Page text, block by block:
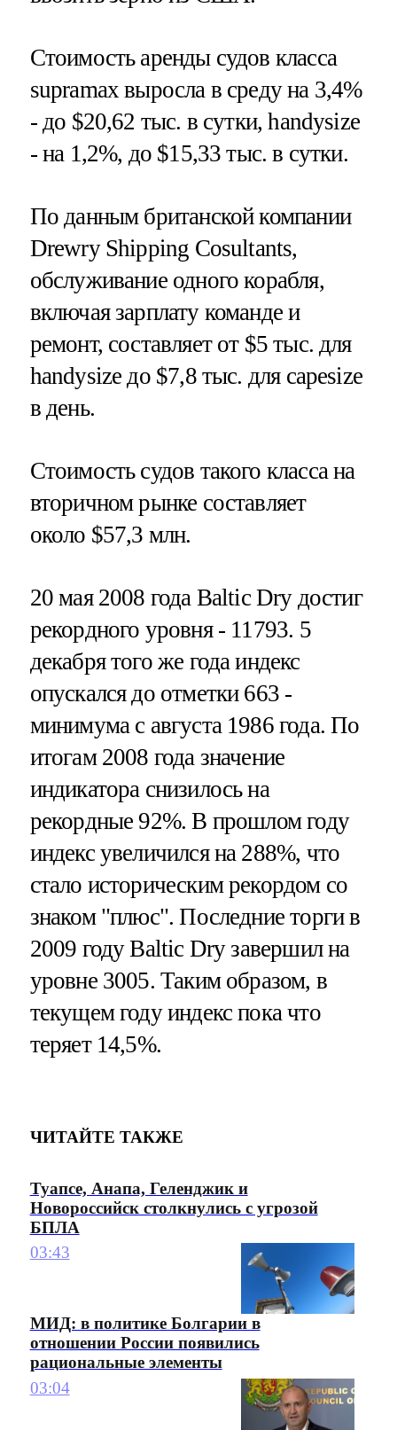
Стоимость аренды судов класса
supramax выросла в среду на 3,4%
- до $20,62 тыс. в сутки, handysize
- на 1,2%, до $15,33 тыс. в сутки.
По данным британской компании
Drewry Shipping Cosultants,
обслуживание одного корабля,
включая зарплату команде и
ремонт, составляет от $5 тыс. для
handysize до $7,8 тыс. для capesize
в день.
Стоимость судов такого класса на
вторичном рынке составляет
около $57,3 млн.
20 мая 2008 года Baltic Dry достиг
рекордного уровня - 11793. 5
декабря того же года индекс
опускался до отметки 663 -
минимума с августа 1986 года. По
итогам 2008 года значение
индикатора снизилось на
рекордные 92%. В прошлом году
индекс увеличился на 288%, что
стало историческим рекордом со
знаком "плюс". Последние торги в
2009 году Baltic Dry завершил на
уровне 3005. Таким образом, в
текущем году индекс пока что
теряет 14,5%.
ЧИТАЙТЕ ТАКЖЕ
Туапсе, Анапа, Геленджик и
Новороссийск столкнулись с угрозой
БПЛА
03:43
МИД: в политике Болгарии в
отношении России появились
рациональные элементы
03:04